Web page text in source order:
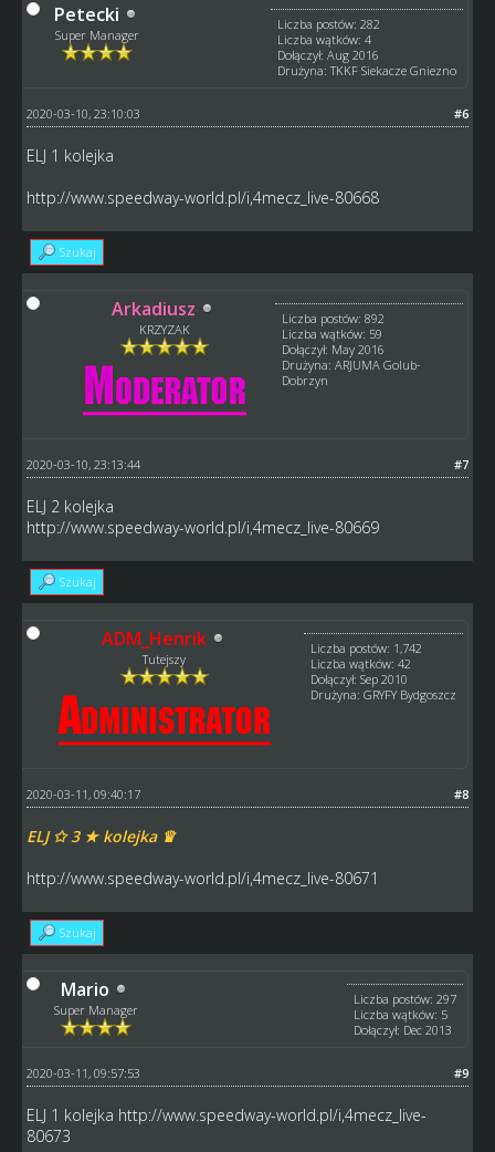
Petecki
Super Manager
Liczba postów: 282
Liczba wątków: 4
Dołączył: Aug 2016
Drużyna: TKKF Siekacze Gniezno
#6
2020-03-10, 23:10:03
ELJ 1 kolejka
http://www.speedway-world.pl/i,4mecz_live-80668
Szukaj
Arkadiusz
KRZYZAK
Liczba postów: 892
Liczba wątków: 59
Dołączył: May 2016
Drużyna: ARJUMA Golub-
Dobrzyn
#7
2020-03-10, 23:13:44
ELJ 2 kolejka
http://www.speedway-world.pl/i,4mecz_live-80669
Szukaj
ADM_Henrik
Tutejszy
Liczba postów: 1,742
Liczba wątków: 42
Dołączył: Sep 2010
Drużyna: GRYFY Bydgoszcz
#8
2020-03-11, 09:40:17
ELJ ✩ 3 ★ kolejka ♛
http://www.speedway-world.pl/i,4mecz_live-80671
Szukaj
Mario
Super Manager
Liczba postów: 297
Liczba wątków: 5
Dołączył: Dec 2013
#9
2020-03-11, 09:57:53
ELJ 1 kolejka http://www.speedway-world.pl/i,4mecz_live-
80673